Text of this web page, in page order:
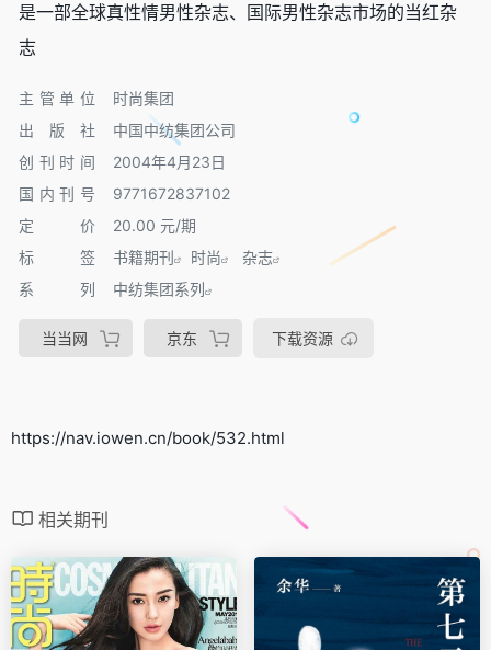
是一部全球真性情男性杂志、国际男性杂志市场的当红杂
志
主管单位
时尚集团
出版社
中国中纺集团公司
创刊时间
2004年4月23日
国内刊号
9771672837102
定价
20.00 元/期
标签
书籍期刊 时尚
杂志
系列
中纺集团系列
当当网 京东 下载资源
https://nav.iowen.cn/book/532.html
相关期刊